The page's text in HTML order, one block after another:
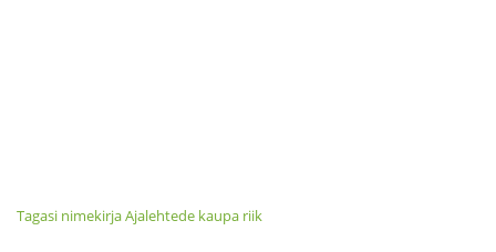
Tagasi nimekirja Ajalehtede kaupa riik